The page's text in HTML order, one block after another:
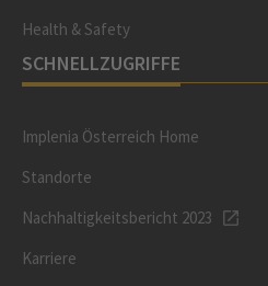
Health & Safety
SCHNELLZUGRIFFE
Implenia Österreich Home
Standorte
Nachhaltigkeitsbericht 2023
Karriere